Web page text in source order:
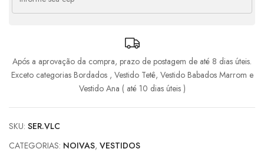
Após a aprovação da compra, prazo de postagem de até 8 dias úteis.
Exceto categorias Bordados , Vestido Tetê, Vestido Babados Marrom e
Vestido Ana ( até 10 dias úteis )
SKU: SER.VLC
CATEGORIAS: NOIVAS, VESTIDOS